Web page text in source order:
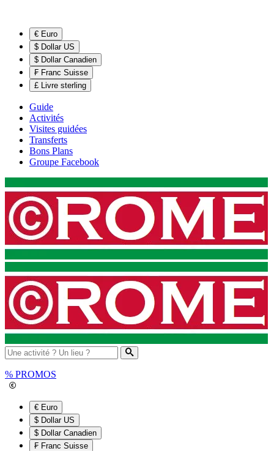
€ Euro
$ Dollar US
$ Dollar Canadien
₣ Franc Suisse
£ Livre sterling
Guide
Activités
Visites guidées
Transferts
Bons Plans
Groupe Facebook
% PROMOS
€ Euro
$ Dollar US
$ Dollar Canadien
₣ Franc Suisse